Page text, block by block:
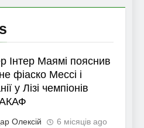
Інтер Маямі пояснив
фіаско Мессі і
у Лізі чемпіонів
Олексій 6 місяців ago